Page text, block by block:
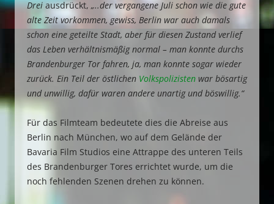
Drei ausdrückt, „..der vergangene Juli schon wie die gute
alte Zeit vorkommen, gewiss, Berlin war auch damals
schon eine geteilte Stadt, aber für diesen Zustand verlief
das Leben verhältnismäßig normal – man konnte durchs
Brandenburger Tor fahren, ja, man konnte sogar wieder
zurück. Ein Teil der östlichen Volkspolizisten war bösartig
und unwillig, dafür waren andere unartig und böswillig.“
Für das Filmteam bedeutete dies die Abreise aus
Berlin nach München, wo auf dem Gelände der
Bavaria Film Studios eine Attrappe des unteren Teils
des Brandenburger Tores errichtet wurde, um die
noch fehlenden Szenen drehen zu können.